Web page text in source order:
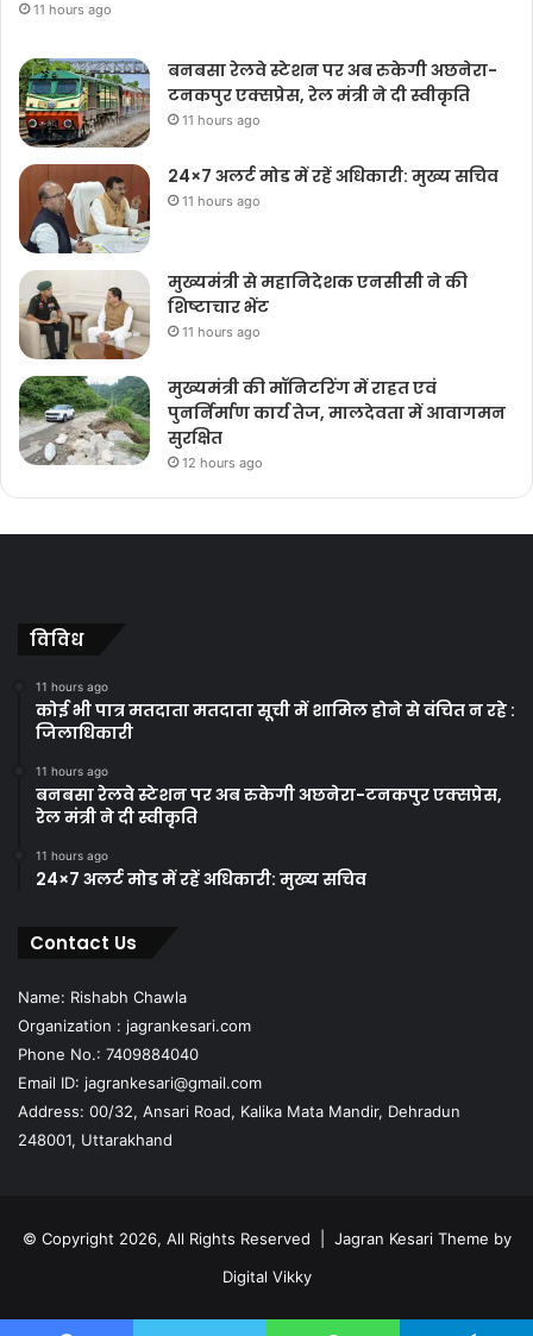
11 hours ago
बनबसा रेलवे स्टेशन पर अब रुकेगी अछनेरा-
टनकपुर एक्सप्रेस, रेल मंत्री ने दी स्वीकृति
11 hours ago
24×7 अलर्ट मोड में रहें अधिकारी: मुख्य सचिव
11 hours ago
मुख्यमंत्री से महानिदेशक एनसीसी ने की
शिष्टाचार भेंट
11 hours ago
मुख्यमंत्री की मॉनिटरिंग में राहत एवं
पुनर्निर्माण कार्य तेज, मालदेवता में आवागमन
सुरक्षित
12 hours ago
विविध
11 hours ago
कोई भी पात्र मतदाता मतदाता सूची में शामिल होने से वंचित न रहे :
जिलाधिकारी
11 hours ago
बनबसा रेलवे स्टेशन पर अब रुकेगी अछनेरा-टनकपुर एक्सप्रेस,
रेल मंत्री ने दी स्वीकृति
11 hours ago
24×7 अलर्ट मोड में रहें अधिकारी: मुख्य सचिव
Contact Us
Name: Rishabh Chawla
Organization : jagrankesari.com
Phone No.: 7409884040
Email ID: jagrankesari@gmail.com
Address: 00/32, Ansari Road, Kalika Mata Mandir, Dehradun
248001, Uttarakhand
© Copyright 2026, All Rights Reserved | Jagran Kesari Theme by
Digital Vikky